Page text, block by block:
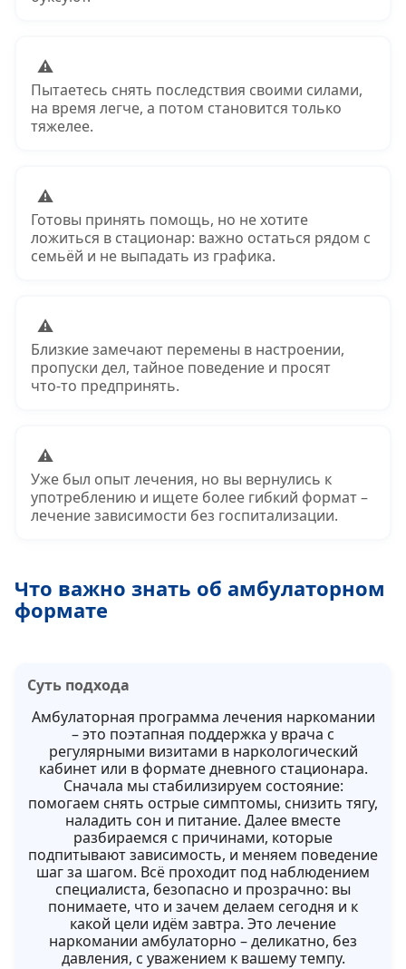
⚠
Пытаетесь снять последствия своими силами,
на время легче, а потом становится только
тяжелее.
⚠
Готовы принять помощь, но не хотите
ложиться в стационар: важно остаться рядом с
семьёй и не выпадать из графика.
⚠
Близкие замечают перемены в настроении,
пропуски дел, тайное поведение и просят
что‑то предпринять.
⚠
Уже был опыт лечения, но вы вернулись к
употреблению и ищете более гибкий формат –
лечение зависимости без госпитализации.
Что важно знать об амбулаторном
формате
Суть подхода
Амбулаторная программа лечения наркомании
– это поэтапная поддержка у врача с
регулярными визитами в наркологический
кабинет или в формате дневного стационара.
Сначала мы стабилизируем состояние:
помогаем снять острые симптомы, снизить тягу,
наладить сон и питание. Далее вместе
разбираемся с причинами, которые
подпитывают зависимость, и меняем поведение
шаг за шагом. Всё проходит под наблюдением
специалиста, безопасно и прозрачно: вы
понимаете, что и зачем делаем сегодня и к
какой цели идём завтра. Это лечение
наркомании амбулаторно – деликатно, без
давления, с уважением к вашему темпу.